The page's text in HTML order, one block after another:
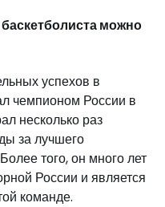
можно
успехов в
чемпионом России в
несколько раз
за лучшего
того, он много лет
России и является
команде.